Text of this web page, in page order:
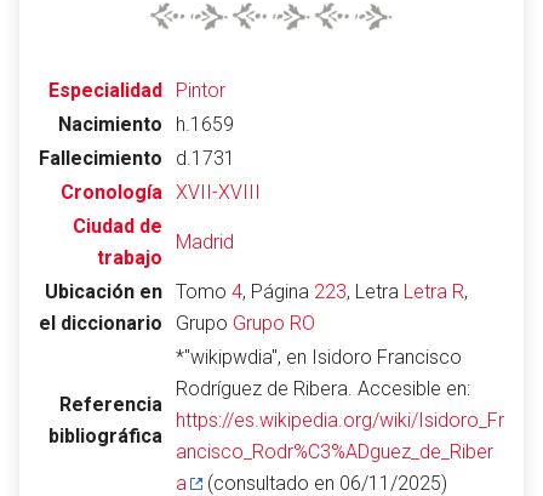
Abrir menú principal
Vigilar
Especialidad
Pintor
Nacimiento
h.1659
Fallecimiento
d.1731
Cronología XVII-XVIII
Ciudad de
trabajo
Madrid
Ubicación en
el diccionario
Tomo 4, Página 223, Letra Letra R,
Grupo Grupo RO
Referencia
bibliográfica
*"wikipwdia", en Isidoro Francisco
Rodríguez de Ribera. Accesible en:
https://es.wikipedia.org/wiki/Isidoro_Fr
ancisco_Rodr%C3%ADguez_de_Riber
a
(consultado en 06/11/2025)